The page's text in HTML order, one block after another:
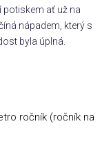
potiskem ať už na
nápadem, který s
byla úplná.
ročník (ročník na